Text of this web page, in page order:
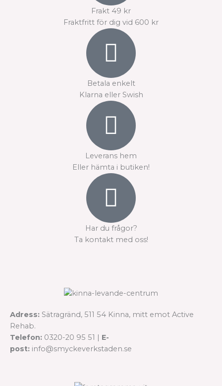
Frakt 49 kr
Fraktfritt för dig vid 600 kr
Betala enkelt
Klarna eller Swish
Leverans hem
Eller hämta i butiken!
Har du frågor?
Ta kontakt med oss!
Adress: Sätragränd, 511 54 Kinna, mitt emot Active
Rehab.
Telefon: 0320-20 95 51 | E-
post: info@smyckeverkstaden.se